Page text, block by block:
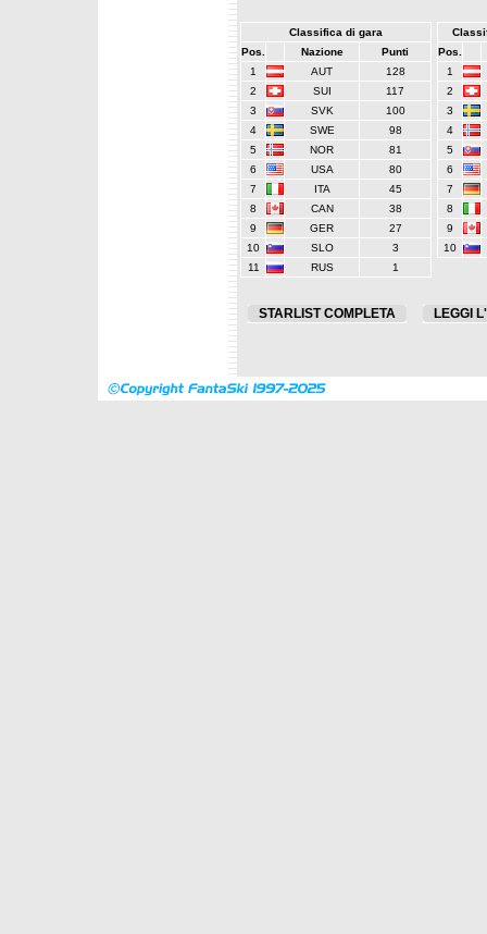
Classifica di gara
Pos.
Nazione
Punti
1
AUT
128
2
SUI
117
3
SVK
100
4
SWE
98
5
NOR
81
6
USA
80
7
ITA
45
8
CAN
38
9
GER
27
10
SLO
3
11
RUS 1
Pos.
1
2
3
4
5
6
7
8
9
10
STARLIST COMPLETA LEGGI